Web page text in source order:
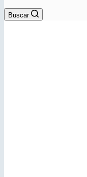
Buscar